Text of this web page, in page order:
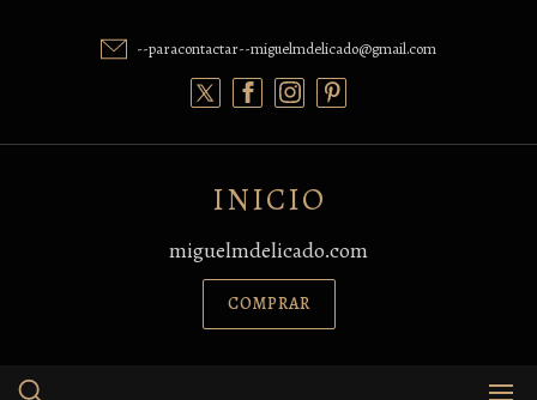
--paracontactar--miguelmdelicado@gmail.com
INICIO
miguelmdelicado.com
COMPRAR